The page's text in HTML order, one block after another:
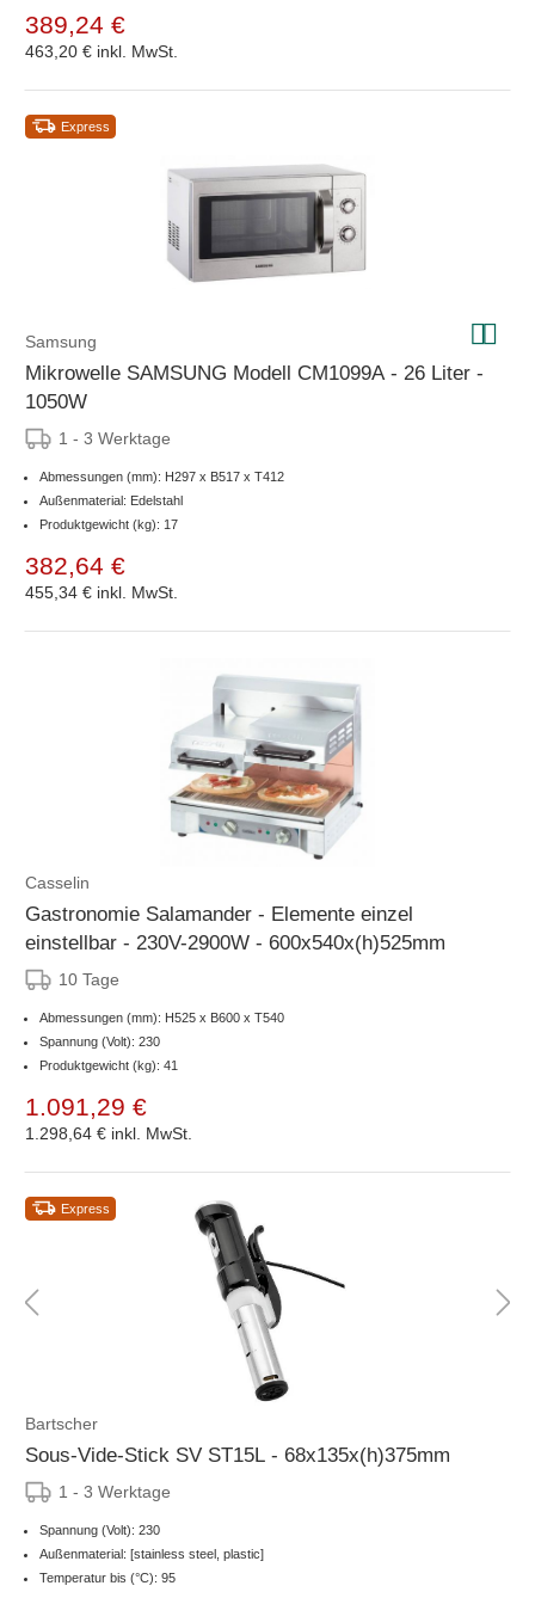
389,24 €
463,20 € inkl. MwSt.
Express
Samsung
Mikrowelle SAMSUNG Modell CM1099A - 26 Liter -
1050W
1 - 3 Werktage
Abmessungen (mm): H297 x B517 x T412
Außenmaterial: Edelstahl
Produktgewicht (kg): 17
382,64 €
455,34 € inkl. MwSt.
Casselin
Gastronomie Salamander - Elemente einzel
einstellbar - 230V-2900W - 600x540x(h)525mm
10 Tage
Abmessungen (mm): H525 x B600 x T540
Spannung (Volt): 230
Produktgewicht (kg): 41
1.091,29 €
1.298,64 € inkl. MwSt.
Express
Bartscher
Sous-Vide-Stick SV ST15L - 68x135x(h)375mm
1 - 3 Werktage
Spannung (Volt): 230
Außenmaterial: [stainless steel, plastic]
Temperatur bis (°C): 95